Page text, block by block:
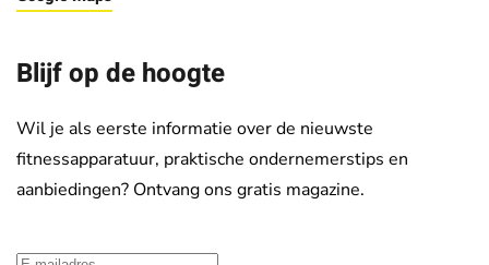
Blijf op de hoogte
Wil je als eerste informatie over de nieuwste
fitnessapparatuur, praktische ondernemerstips en
aanbiedingen? Ontvang ons gratis magazine.